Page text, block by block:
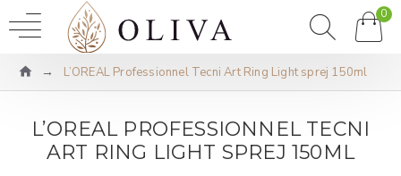
0
L’OREAL Professionnel Tecni Art Ring Light sprej 150ml
L’OREAL PROFESSIONNEL TECNI
ART RING LIGHT SPREJ 150ML